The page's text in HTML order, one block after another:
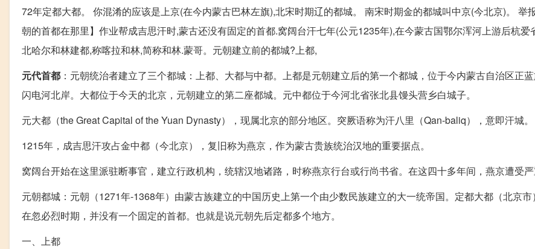
72年定都大都。 你混淆的应该是上京(在今内蒙古巴林左旗),北宋时期辽的都城。 南宋时期金的都城叫中京(今北京)。 举
朝的首都在那里】作业帮成吉思汗时,蒙古还没有固定的首都.窝阔台汗七年(公元1235年),在今蒙古国鄂尔浑河上游后杭爱
北哈尔和林建都,称喀拉和林,简称和林.蒙哥。元朝建立前的都城?上都,
元代首都 ：元朝统治者建立了三个都城：上都、大都与中都。上都是元朝建立后的第一个都城，位于今内蒙古自治区正
闪电河北岸。大都位于今天的北京，元朝建立的第二座都城。元中都位于今河北省张北县馒头营乡白城子。
元大都（the Great Capital of the Yuan Dynasty），现属北京的部分地区。突厥语称为汗八里（Qan-baliq），意即汗城。
1215年，成吉思汗攻占金中都（今北京），复旧称为燕京，作为蒙古贵族统治汉地的重要据点。
窝阔台开始在这里派驻断事官，建立行政机构，统辖汉地诸路，时称燕京行台或行尚书省。在这四十多年间，燕京遭受严
元朝都城 ：元朝（1271年-1368年）由蒙古族建立的中国历史上第一个由少数民族建立的大一统帝国。定都大都（北京
在忽必烈时期，并没有一个固定的首都。也就是说元朝先后定都多个地方。
一、上都